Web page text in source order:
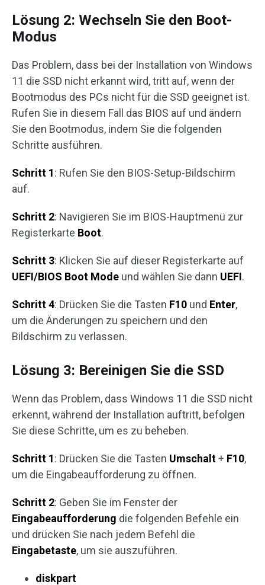
Lösung 2: Wechseln Sie den Boot-
Modus
Das Problem, dass bei der Installation von Windows
11 die SSD nicht erkannt wird, tritt auf, wenn der
Bootmodus des PCs nicht für die SSD geeignet ist.
Rufen Sie in diesem Fall das BIOS auf und ändern
Sie den Bootmodus, indem Sie die folgenden
Schritte ausführen.
Schritt 1: Rufen Sie den BIOS-Setup-Bildschirm
auf.
Schritt 2: Navigieren Sie im BIOS-Hauptmenü zur
Registerkarte Boot.
Schritt 3: Klicken Sie auf dieser Registerkarte auf
UEFI/BIOS Boot Mode und wählen Sie dann UEFI.
Schritt 4: Drücken Sie die Tasten F10 und Enter,
um die Änderungen zu speichern und den
Bildschirm zu verlassen.
Lösung 3: Bereinigen Sie die SSD
Wenn das Problem, dass Windows 11 die SSD nicht
erkennt, während der Installation auftritt, befolgen
Sie diese Schritte, um es zu beheben.
Schritt 1: Drücken Sie die Tasten Umschalt+ F10,
um die Eingabeaufforderung zu öffnen.
Schritt 2: Geben Sie im Fenster der
Eingabeaufforderung die folgenden Befehle ein
und drücken Sie nach jedem Befehl die
Eingabetaste, um sie auszuführen.
diskpart